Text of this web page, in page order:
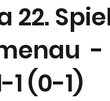
22.
-
(0-1)